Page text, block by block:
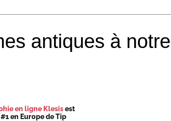
antiques à
en ligne Klesisest
en Europe de Tip